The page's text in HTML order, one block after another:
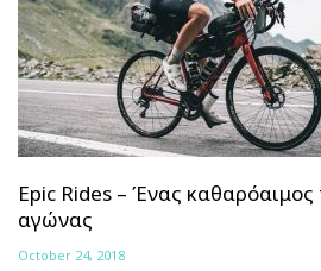
Epic Rides – Ένας
αγώνας
October 24, 2018